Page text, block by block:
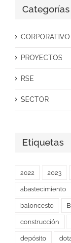
Categorías
CORPORATIVO
PROYECTOS
RSE
SECTOR
Etiquetas
2022 2023
abastecimiento
baloncesto
construcción
depósito